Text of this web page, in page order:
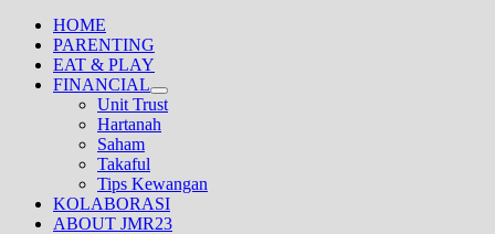
HOME
PARENTING
EAT & PLAY
FINANCIAL
Unit Trust
Hartanah
Saham
Takaful
Tips Kewangan
KOLABORASI
ABOUT JMR23